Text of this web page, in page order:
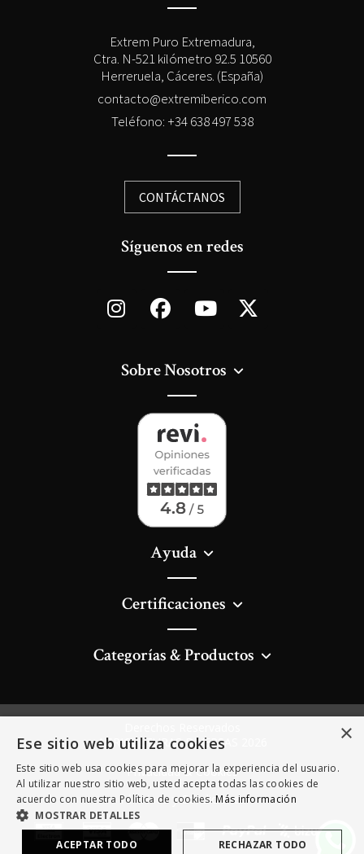
Extrem Puro Extremadura,
Ctra. N-521 kilómetro 92.5 10560
Herreruela, Cáceres. (España)
contacto@extremiberico.com
Teléfono: +34 638 497 538
CONTÁCTANOS
Síguenos en redes
Sobre Nosotros
Ayuda
Certificaciones
Categorías & Productos
AGRICULTURAS DIVERSAS 2026
Privacidad & Cookies
Términos y Condiciones
×
Ese sitio web utiliza cookies
Este sitio web usa cookies para mejorar la experiencia del usuario.
Al utilizar nuestro sitio web, usted acepta todas las cookies de
acuerdo con nuestra Política de cookies. Más información
MOSTRAR DETALLES
ACEPTAR TODO RECHAZAR TODO